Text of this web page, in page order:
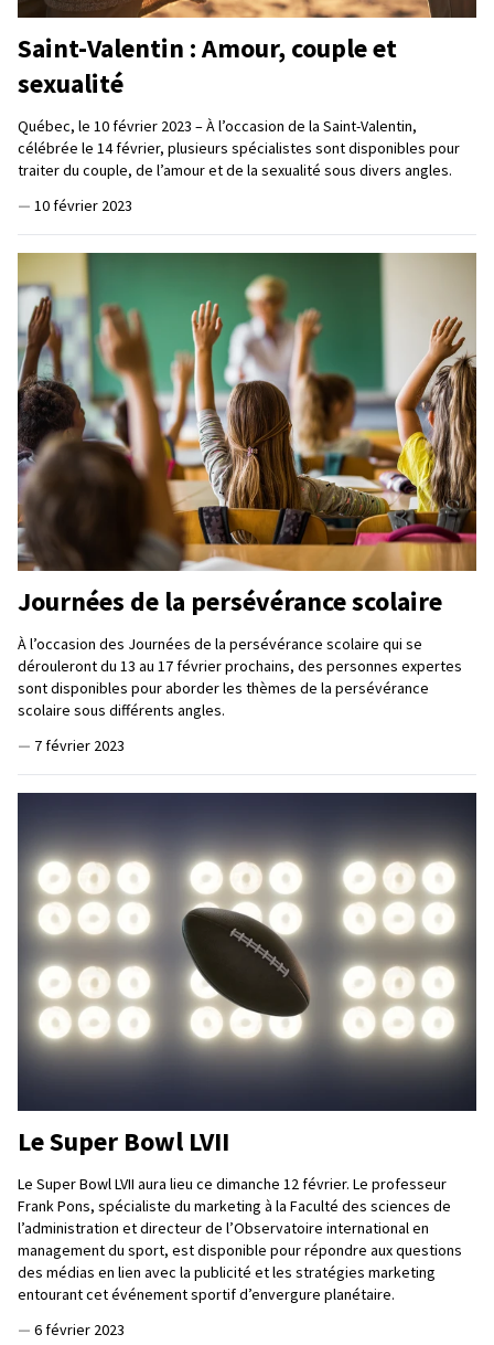
Saint-Valentin : Amour, couple et
sexualité
Québec, le 10 février 2023 – À l’occasion de la Saint-Valentin,
célébrée le 14 février, plusieurs spécialistes sont disponibles pour
traiter du couple, de l’amour et de la sexualité sous divers angles.
— 10 février 2023
Journées de la persévérance scolaire
À l’occasion des Journées de la persévérance scolaire qui se
dérouleront du 13 au 17 février prochains, des personnes expertes
sont disponibles pour aborder les thèmes de la persévérance
scolaire sous différents angles.
— 7 février 2023
Le Super Bowl LVII
Le Super Bowl LVII aura lieu ce dimanche 12 février. Le professeur
Frank Pons, spécialiste du marketing à la Faculté des sciences de
l’administration et directeur de l’Observatoire international en
management du sport, est disponible pour répondre aux questions
des médias en lien avec la publicité et les stratégies marketing
entourant cet événement sportif d’envergure planétaire.
— 6 février 2023